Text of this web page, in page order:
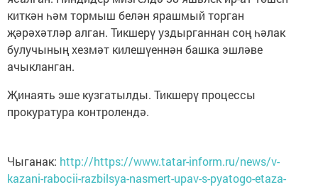
киткән һәм тормыш белән ярашмый торган
җәрәхәтләр алган. Тикшерү уздырганнан соң һәлак
булучының хезмәт килешүеннән башка эшләве
ачыкланган.
Җинаять эше кузгатылды. Тикшерү процессы
прокуратура контролендә.
Чыганак: http://https://www.tatar-inform.ru/news/v-
kazani-rabocii-razbilsya-nasmert-upav-s-pyatogo-etaza-